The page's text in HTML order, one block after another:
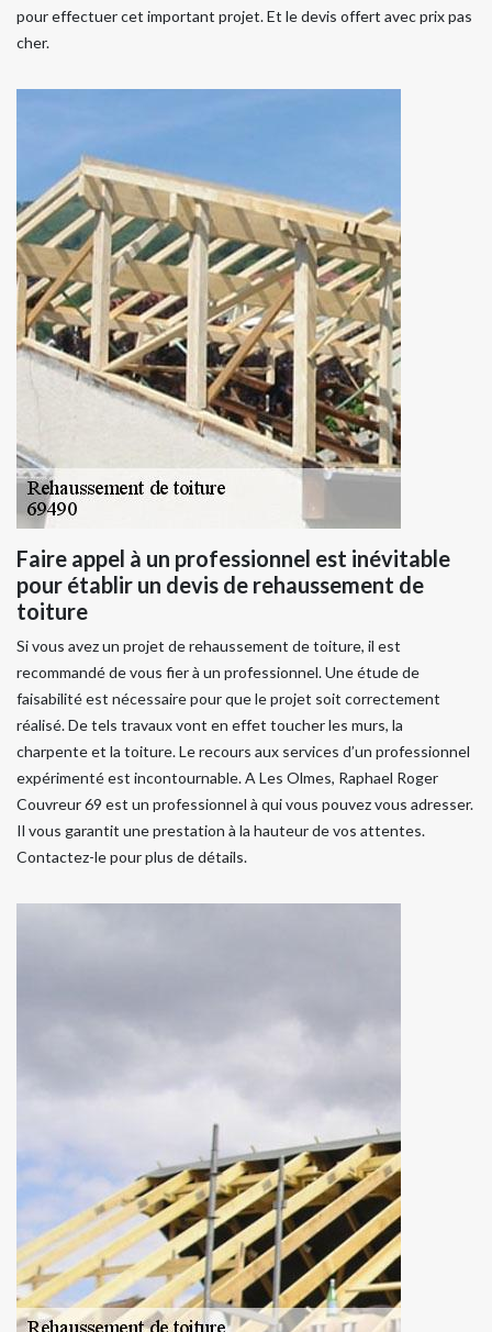
pour effectuer cet important projet. Et le devis offert avec prix pas
cher.
Faire appel à un professionnel est inévitable
pour établir un devis de rehaussement de
toiture
Si vous avez un projet de rehaussement de toiture, il est
recommandé de vous fier à un professionnel. Une étude de
faisabilité est nécessaire pour que le projet soit correctement
réalisé. De tels travaux vont en effet toucher les murs, la
charpente et la toiture. Le recours aux services d’un professionnel
expérimenté est incontournable. A Les Olmes, Raphael Roger
Couvreur 69 est un professionnel à qui vous pouvez vous adresser.
Il vous garantit une prestation à la hauteur de vos attentes.
Contactez-le pour plus de détails.